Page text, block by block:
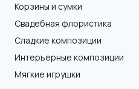
Корзины и сумки
Свадебная флористика
Сладкие композиции
Интерьерные композиции
Мягкие игрушки